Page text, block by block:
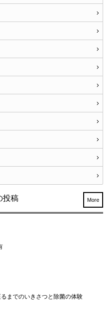
投稿
までのいきさつと除菌の体験
More